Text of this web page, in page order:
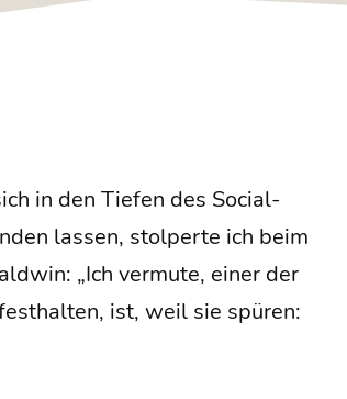
in den Tie­fen des Social-
las­sen, stol­per­te ich beim
„Ich ver­mu­te, einer der
ist, weil sie spü­ren: